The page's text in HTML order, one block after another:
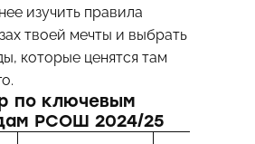
изучить правила
твоей мечты и выбрать
которые ценятся там
по ключевым
РСОШ 2024/25